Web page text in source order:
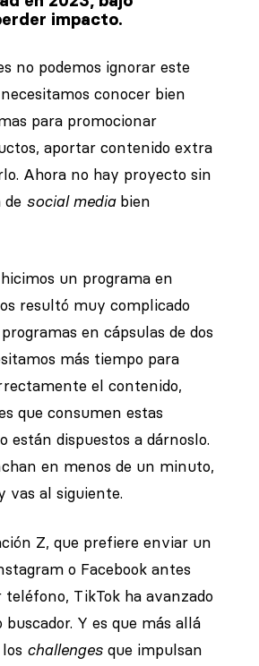
impacto.
no podemos ignorar este
conocer bien
para promocionar
aportar contenido extra
Ahora no hay proyecto sin
de social mediabien
un programa en
resultó muy complicado
en cápsulas de dos
más tiempo para
el contenido,
que consumen estas
están dispuestos a dárnoslo.
en menos de un minuto,
vas al siguiente.
Z, que prefiere enviar un
o Facebook antes
TikTok ha avanzado
buscador. Y es que más allá
challengesque impulsan